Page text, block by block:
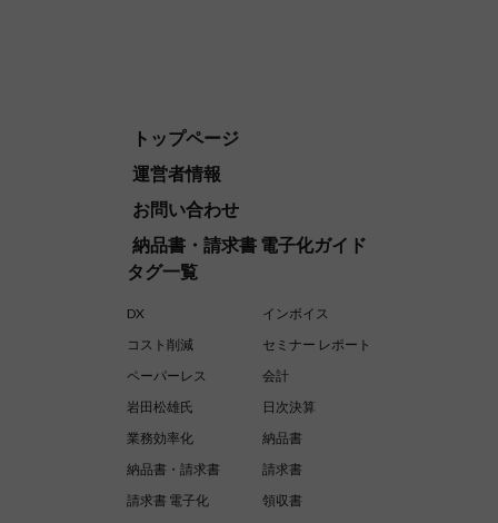
トップページ
運営者情報
お問い合わせ
納品書・請求書 電子化ガイド
タグ一覧
DX
インボイス
コスト削減
セミナー レポート
ペーパーレス
会計
岩田松雄氏
日次決算
業務効率化
納品書
納品書・請求書
請求書
請求書 電子化
領収書